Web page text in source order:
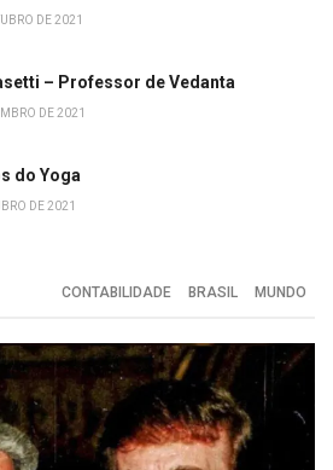
DE 2021
– Professor de Vedanta
DE 2021
do Yoga
DE 2021
CONTABILIDADE BRASIL MUNDO